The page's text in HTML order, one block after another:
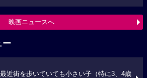
映画ニュースへ
ー
最近街を歩いていても小さい子（特に3、4歳